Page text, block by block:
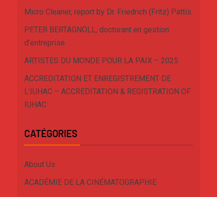
Micro Cleaner, report by Dr. Friedrich (Fritz) Pattis
PETER BERTAGNOLL, doctorant en gestion
d’entreprise
ARTISTES DU MONDE POUR LA PAIX – 2025
ACCREDITATION ET ENREGISTREMENT DE
L’IUHAC – ACCREDITATION & REGISTRATION OF
IUHAC
CATÉGORIES
About Us
ACADÉMIE DE LA CINÉMATOGRAPHIE